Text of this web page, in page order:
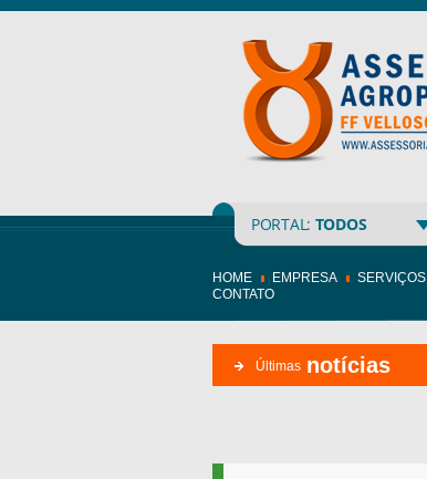
PORTAL: TODOS
HOME EMPRESA SERVIÇOS
CONTATO
Últimas notícias